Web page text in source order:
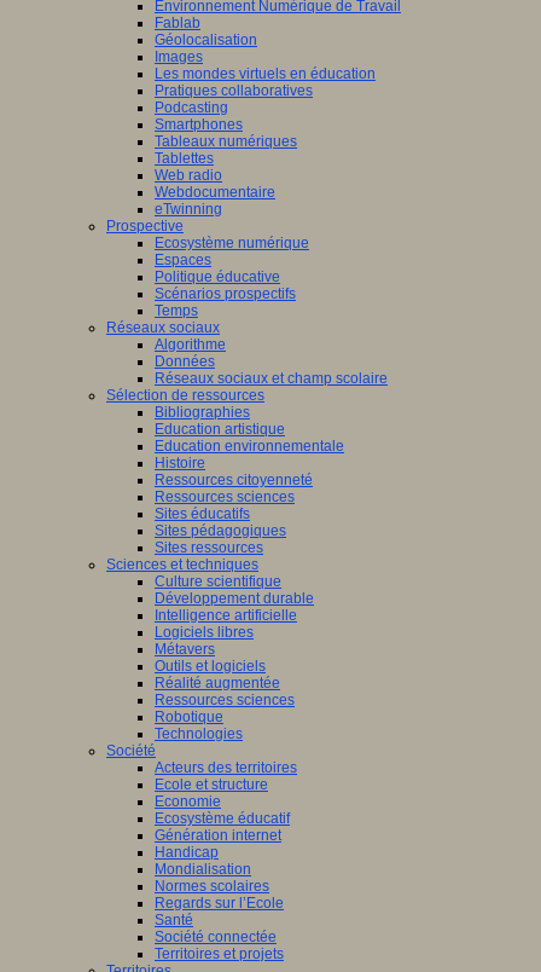
Environnement Numérique de Travail
Fablab
Géolocalisation
Images
Les mondes virtuels en éducation
Pratiques collaboratives
Podcasting
Smartphones
Tableaux numériques
Tablettes
Web radio
Webdocumentaire
eTwinning
Prospective
Ecosystème numérique
Espaces
Politique éducative
Scénarios prospectifs
Temps
Réseaux sociaux
Algorithme
Données
Réseaux sociaux et champ scolaire
Sélection de ressources
Bibliographies
Education artistique
Education environnementale
Histoire
Ressources citoyenneté
Ressources sciences
Sites éducatifs
Sites pédagogiques
Sites ressources
Sciences et techniques
Culture scientifique
Développement durable
Intelligence artificielle
Logiciels libres
Métavers
Outils et logiciels
Réalité augmentée
Ressources sciences
Robotique
Technologies
Société
Acteurs des territoires
Ecole et structure
Economie
Ecosystème éducatif
Génération internet
Handicap
Mondialisation
Normes scolaires
Regards sur l’Ecole
Santé
Société connectée
Territoires et projets